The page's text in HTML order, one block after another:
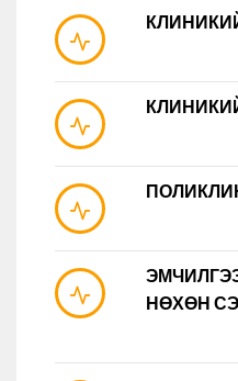
НӨХӨН